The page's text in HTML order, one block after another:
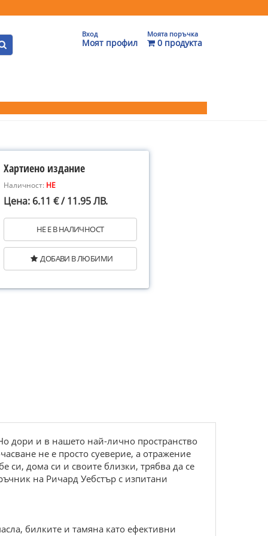
Вход
Моят профил
Моята поръчка
0 продукта
Хартиено издание
Наличност: НЕ
Цена: 6.11 € / 11.95 ЛВ.
НЕ Е В НАЛИЧНОСТ
ДОБАВИ В ЛЮБИМИ
дори и в нашето най-лично пространство
не е просто суеверие, а отражение
си, дома си и своите близки, трябва да се
на Ричард Уебстър с изпитани
билките и тамяна като ефективни